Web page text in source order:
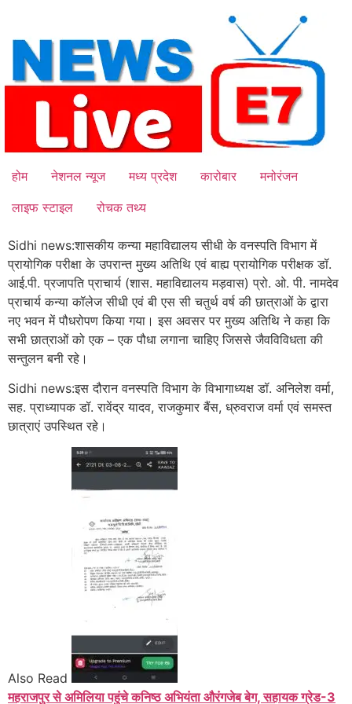
content
होम नेशनल न्यूज मध्य प्रदेश कारोबार
मनोरंजन
लाइफ स्टाइल
रोचक तथ्य
Sidhi news:शासकीय कन्या महाविद्यालय सीधी के वनस्पति विभाग में
प्रायोगिक परीक्षा के उपरान्त मुख्य अतिथि एवं बाह्य प्रायोगिक परीक्षक डॉ.
आई.पी. प्रजापति प्राचार्य (शास. महाविद्यालय मड़वास) प्रो. ओ. पी. नामदेव
प्राचार्य कन्या कॉलेज सीधी एवं बी एस सी चतुर्थ वर्ष की छात्राओं के द्वारा
नए भवन में पौधरोपण किया गया। इस अवसर पर मुख्य अतिथि ने कहा कि
सभी छात्राओं को एक – एक पौधा लगाना चाहिए जिससे जैवविविधता की
सन्तुलन बनी रहे।
Sidhi news:इस दौरान वनस्पति विभाग के विभागाध्यक्ष डॉ. अनिलेश वर्मा,
सह. प्राध्यापक डॉ. रावेंद्र यादव, राजकुमार बैंस, ध्रुवराज वर्मा एवं समस्त
छात्राएं उपस्थित रहे।
Also Read
महराजपुर से अमिलिया पहुंचे कनिष्ठ अभियंता औरंगजेब बेग, सहायक ग्रेड-3